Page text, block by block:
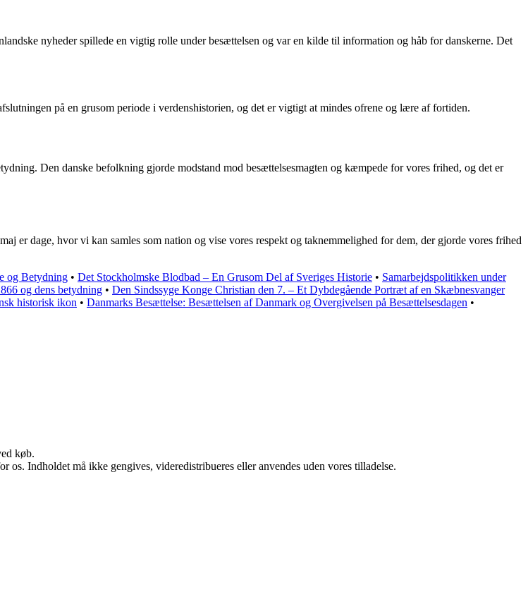
nyheder spillede en vigtig rolle under besættelsen og var en kilde til information og håb for danskerne. Det
på en grusom periode i verdenshistorien, og det er vigtigt at mindes ofrene og lære af fortiden.
Den danske befolkning gjorde modstand mod besættelsesmagten og kæmpede for vores frihed, og det er
er dage, hvor vi kan samles som nation og vise vores respekt og taknemmelighed for dem, der gjorde vores frihed
og Betydning • Det Stockholmske Blodbad – En Grusom Del af Sveriges Historie • Samarbejdspolitikken under
og dens betydning • Den Sindssyge Konge Christian den 7. – Et Dybdegående Portræt af en Skæbnesvanger
historisk ikon • Danmarks Besættelse: Besættelsen af Danmark og Overgivelsen på Besættelsesdagen •
køb.
Indholdet må ikke gengives, videredistribueres eller anvendes uden vores tilladelse.